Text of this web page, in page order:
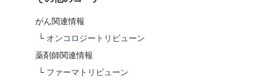
がん関連情報
└ オンコロジートリビューン
薬剤師関連情報
└ ファーマトリビューン